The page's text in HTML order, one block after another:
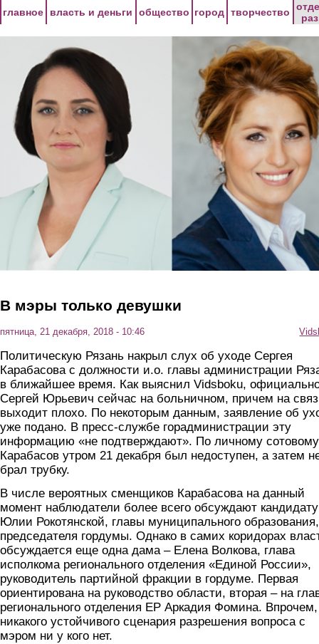
главное власть и деньги общество город творчество
В мэры только девушки
пятница, 21 декабря, 2018 - 10:46
Политическую Рязань накрыл слух об уходе Сергея
Карабасова с должности и.о. главы администрации
в ближайшее время. Как выяснил Vidsboku,
Сергей Юрьевич сейчас на больничном, причем на
выходит плохо. По некоторым данным, заявление об
уже подано. В пресс-службе горадминистрации эту
информацию «не подтверждают». По личному сотовому
Карабасов утром 21 декабря был недоступен, а затем
брал трубку.
В числе вероятных сменщиков Карабасова на данный
момент наблюдатели более всего обсуждают
Юлии Рокотянской, главы муниципального образования,
председателя гордумы. Однако в самих коридорах
обсуждается еще одна дама – Елена Волкова, глава
исполкома регионального отделения «Единой России»,
руководитель партийной фракции в гордуме. Первая
ориентирована на руководство области, вторая – на
регионального отделения ЕР Аркадия Фомина. Впрочем,
никакого устойчивого сценария разрешения вопроса с
мэром ни у кого нет.